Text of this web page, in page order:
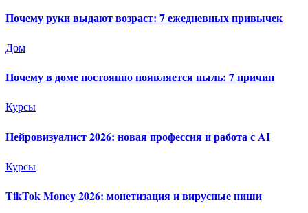
Почему руки выдают возраст: 7 ежедневных привычек
Дом
Почему в доме постоянно появляется пыль: 7 причин
Курсы
Нейровизуалист 2026: новая профессия и работа с AI
Курсы
TikTok Money 2026: монетизация и вирусные ниши